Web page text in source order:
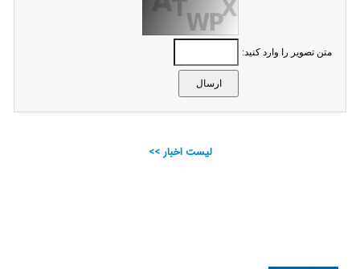
متن تصویر را وارد کنید:
لیست اخبار >>